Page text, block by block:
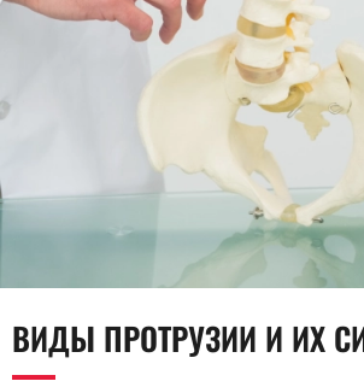
ВИДЫ ПРОТРУЗИИ И ИХ